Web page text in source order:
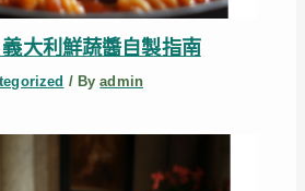
大利鮮蔬醬自製指南
/ Byadmin